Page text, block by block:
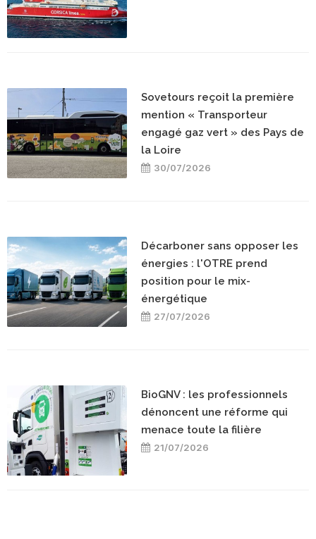
Sovetours reçoit la première
mention « Transporteur
engagé gaz vert » des Pays de
la Loire
30/07/2026
Décarboner sans opposer les
énergies : l'OTRE prend
position pour le mix-
énergétique
27/07/2026
BioGNV : les professionnels
dénoncent une réforme qui
menace toute la filière
21/07/2026